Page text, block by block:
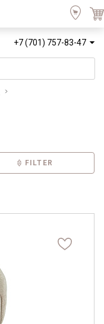
+7 (701) 757-83-47
FILTER